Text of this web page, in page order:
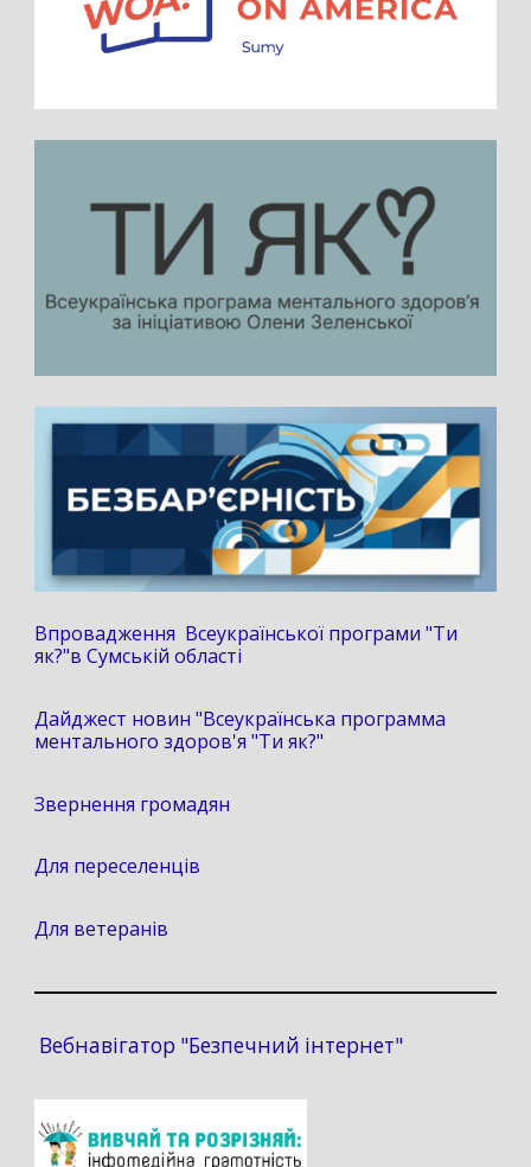
Впровадження Всеукраїнської програми "Ти
як?"в Сумській області
Дайджест новин "Всеукраїнська программа
ментального здоров'я "Ти як?"
Звернення громадян
Для переселенців
Для ветеранів
Вебнавігатор "Безпечний інтернет"